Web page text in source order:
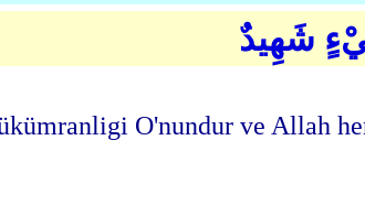
شَهِيدٌ
O'nundur ve Allah